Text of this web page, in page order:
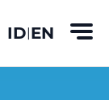
ID|EN